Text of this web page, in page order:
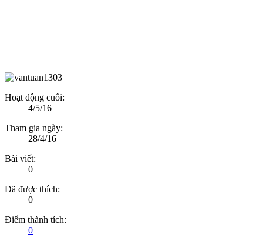
Hoạt động cuối:
4/5/16
Tham gia ngày:
28/4/16
Bài viết:
0
Đã được thích:
0
Điểm thành tích:
0